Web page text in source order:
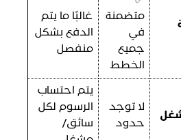
متضمنة
في
جميع
الخطط
غالبًا ما يتم
الدفع بشكل
منفصل
لا توجد
حدود
يتم احتساب
الرسوم لكل
سائق/